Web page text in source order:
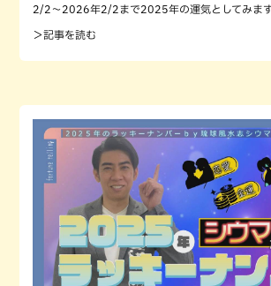
2/2〜2026年2/2まで2025年の運気としてみます
＞記事を読む